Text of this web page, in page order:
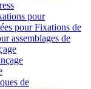
pour
pour Fixations de
assemblages de
de